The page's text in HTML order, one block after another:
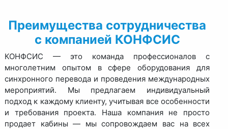
Преимущества сотрудничества
с компанией КОНФСИС
КОНФСИС — это команда профессионалов с
многолетним опытом в сфере оборудования для
синхронного перевода и проведения международных
мероприятий. Мы предлагаем индивидуальный
подход к каждому клиенту, учитывая все особенности
и требования проекта. Наша компания не просто
продает кабины — мы сопровождаем вас на всех